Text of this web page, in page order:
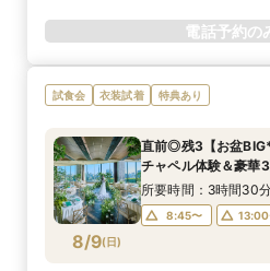
電話予約の
試食会 衣装試着 特典あり
8/9(日)
直前◎残3【お盆
チャペル体験＆豪華
所要時間：3時間30
8:45〜 13:00